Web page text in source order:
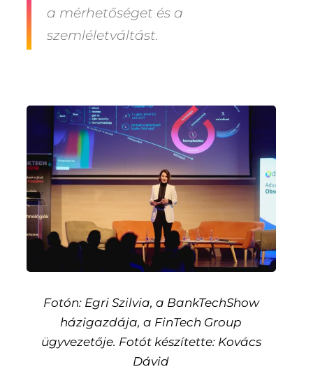
a mérhetőséget és a
szemléletváltást.
Fotón: Egri Szilvia, a BankTechShow
házigazdája, a FinTech Group
ügyvezetője. Fotót készítette: Kovács
Dávid